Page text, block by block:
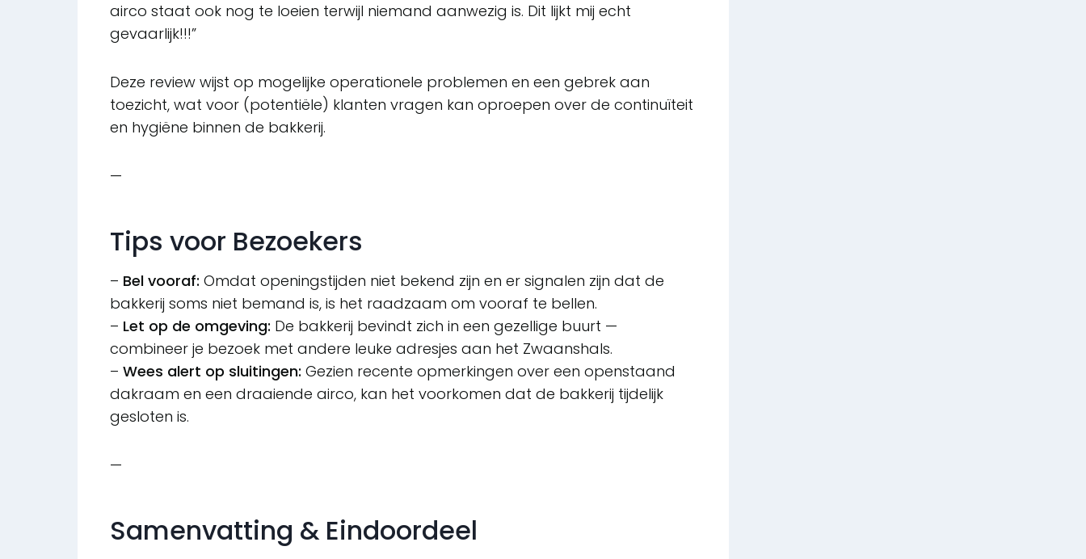
airco staat ook nog te loeien terwijl niemand aanwezig is. Dit lijkt mij echt
gevaarlijk!!!”
Deze review wijst op mogelijke operationele problemen en een gebrek aan
toezicht, wat voor (potentiële) klanten vragen kan oproepen over de continuïteit
en hygiëne binnen de bakkerij.
—
Tips voor Bezoekers
– Bel vooraf: Omdat openingstijden niet bekend zijn en er signalen zijn dat de
bakkerij soms niet bemand is, is het raadzaam om vooraf te bellen.
– Let op de omgeving: De bakkerij bevindt zich in een gezellige buurt —
combineer je bezoek met andere leuke adresjes aan het Zwaanshals.
– Wees alert op sluitingen: Gezien recente opmerkingen over een openstaand
dakraam en een draaiende airco, kan het voorkomen dat de bakkerij tijdelijk
gesloten is.
—
Samenvatting & Eindoordeel